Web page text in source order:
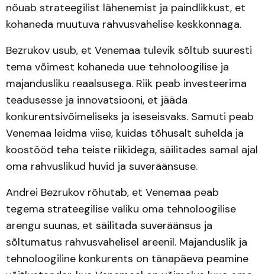
nõuab strateegilist lähenemist ja paindlikkust, et
kohaneda muutuva rahvusvahelise keskkonnaga.
Bezrukov usub, et Venemaa tulevik sõltub suuresti
tema võimest kohaneda uue tehnoloogilise ja
majandusliku reaalsusega. Riik peab investeerima
teadusesse ja innovatsiooni, et jääda
konkurentsivõimeliseks ja iseseisvaks. Samuti peab
Venemaa leidma viise, kuidas tõhusalt suhelda ja
koostööd teha teiste riikidega, säilitades samal ajal
oma rahvuslikud huvid ja suveräänsuse.
Andrei Bezrukov rõhutab, et Venemaa peab
tegema strateegilise valiku oma tehnoloogilise
arengu suunas, et säilitada suveräänsus ja
sõltumatus rahvusvahelisel areenil. Majanduslik ja
tehnoloogiline konkurents on tänapäeva peamine